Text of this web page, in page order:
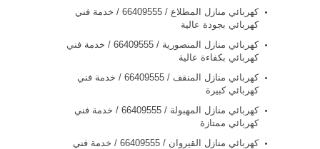
كهربائي منازل المطلاع / 66409555 / خدمة فني
كهربائي بجودة عالية
كهربائي منازل المنصورية / 66409555 / خدمة فني
كهربائي بكفاءة عالية
كهربائي منازل المنقف / 66409555 / خدمة فني
كهربائي كبيرة
كهربائي منازل المهبولة / 66409555 / خدمة فني
كهربائي ممتازة
كهربائي منازل القيروان / 66409555 / خدمة فني